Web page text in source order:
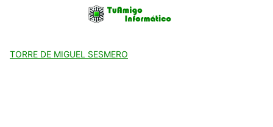
TORRE DE MIGUEL SESMERO